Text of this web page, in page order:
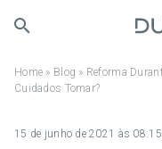
Home » Blog » Reforma
Cuidados Tomar?
15 de junho de 2021 às 08:15